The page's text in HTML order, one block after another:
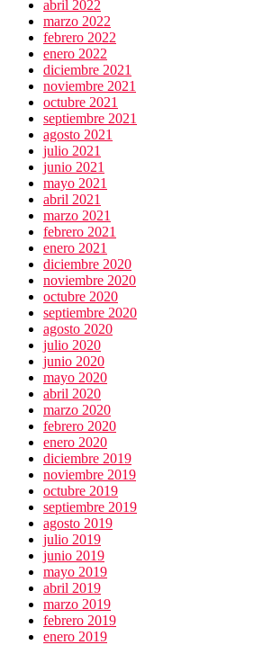
abril 2022
marzo 2022
febrero 2022
enero 2022
diciembre 2021
noviembre 2021
octubre 2021
septiembre 2021
agosto 2021
julio 2021
junio 2021
mayo 2021
abril 2021
marzo 2021
febrero 2021
enero 2021
diciembre 2020
noviembre 2020
octubre 2020
septiembre 2020
agosto 2020
julio 2020
junio 2020
mayo 2020
abril 2020
marzo 2020
febrero 2020
enero 2020
diciembre 2019
noviembre 2019
octubre 2019
septiembre 2019
agosto 2019
julio 2019
junio 2019
mayo 2019
abril 2019
marzo 2019
febrero 2019
enero 2019